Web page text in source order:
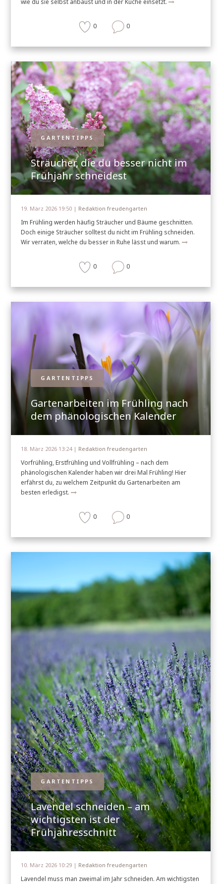
0 0
GARTENTIPPS
Sträucher, die du besser nicht im
Frühjahr schneidest
19. März 2026 19:50 | Redaktion freudengarten
Im Frühling werden häufig Sträucher und Bäume geschnitten.
Doch einige Sträucher solltest du nicht im Frühling schneiden.
Wir verraten, welche du besser in Ruhe lässt und warum.
0 0
GARTENTIPPS
Gartenarbeiten im Frühling nach
dem phänologischen Kalender
18. März 2026 13:24 | Redaktion freudengarten
Vorfrühling, Erstfrühling und Vollfrühling – nach dem
phänologischen Kalender haben wir drei Mal Frühling! Hier
erfährst du, zu welchem Zeitpunkt du Gartenarbeiten am
besten erledigst.
0 0
GARTENTIPPS
Lavendel schneiden – am
wichtigsten ist der
Frühjahresschnitt
10. März 2026 10:29 | Redaktion freudengarten
Lavendel muss man zweimal im Jahr schneiden. Am wichtigsten